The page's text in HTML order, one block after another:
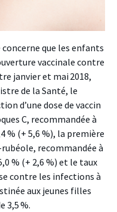
que les enfants
vaccinale contre
janvier et mai 2018,
de la Santé, le
d’une dose de vaccin
C, recommandée à
% (+ 5,6 %), la première
recommandée à
% (+ 2,6 %) et le taux
contre les infections à
aux jeunes filles
3,5 %.